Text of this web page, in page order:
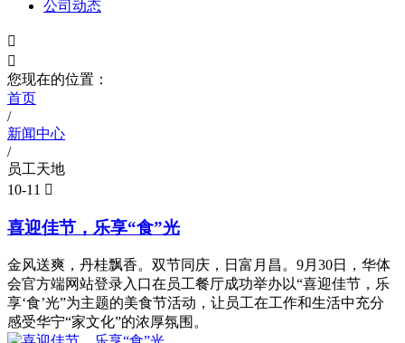
公司动态


您现在的位置：
首页
/
新闻中心
/
员工天地
10-11 
喜迎佳节，乐享“食”光
金风送爽，丹桂飘香。双节同庆，日富月昌。9月30日，华体
会官方端网站登录入口在员工餐厅成功举办以“喜迎佳节，乐
享‘食’光”为主题的美食节活动，让员工在工作和生活中充分
感受华宁“家文化”的浓厚氛围。